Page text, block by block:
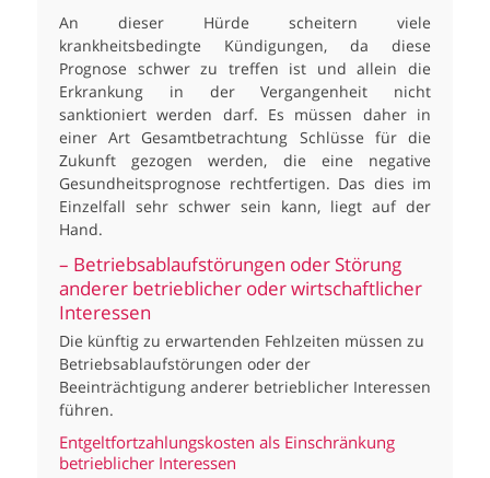
An dieser Hürde scheitern viele
krankheitsbedingte Kündigungen, da diese
Prognose schwer zu treffen ist und allein die
Erkrankung in der Vergangenheit nicht
sanktioniert werden darf. Es müssen daher in
einer Art Gesamtbetrachtung Schlüsse für die
Zukunft gezogen werden, die eine negative
Gesundheitsprognose rechtfertigen. Das dies im
Einzelfall sehr schwer sein kann, liegt auf der
Hand.
– Betriebsablaufstörungen oder Störung
anderer betrieblicher oder wirtschaftlicher
Interessen
Die künftig zu erwartenden Fehlzeiten müssen zu
Betriebsablaufstörungen oder der
Beeinträchtigung anderer betrieblicher Interessen
führen.
Entgeltfortzahlungskosten als Einschränkung
betrieblicher Interessen